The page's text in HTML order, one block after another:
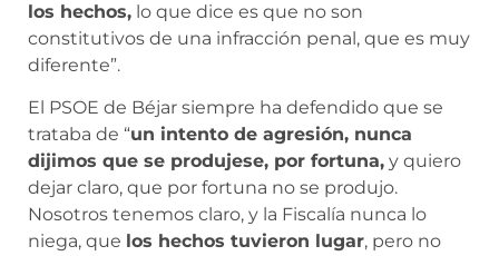
los hechos, lo que dice es que no son
constitutivos de una infracción penal, que es muy
diferente”.
El PSOE de Béjar siempre ha defendido que se
trataba de “un intento de agresión, nunca
dijimos que se produjese, por fortuna, y quiero
dejar claro, que por fortuna no se produjo.
Nosotros tenemos claro, y la Fiscalía nunca lo
niega, que los hechos tuvieron lugar, pero no